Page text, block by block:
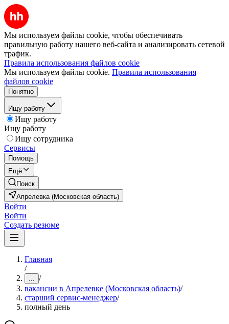
Мы используем файлы cookie, чтобы обеспечивать
правильную работу нашего веб-сайта и анализировать сетевой
трафик.
Правила использования файлов cookie
Мы используем файлы cookie. Правила использования
файлов cookie
Понятно
Ищу работу
Ищу работу
Ищу работу
Ищу сотрудника
Сервисы
Помощь
Ещё
Поиск
Апрелевка (Московская область)
Войти
Войти
Создать резюме
Главная
/
... /
вакансии в Апрелевке (Московская область)/
старший сервис-менеджер/
полный день